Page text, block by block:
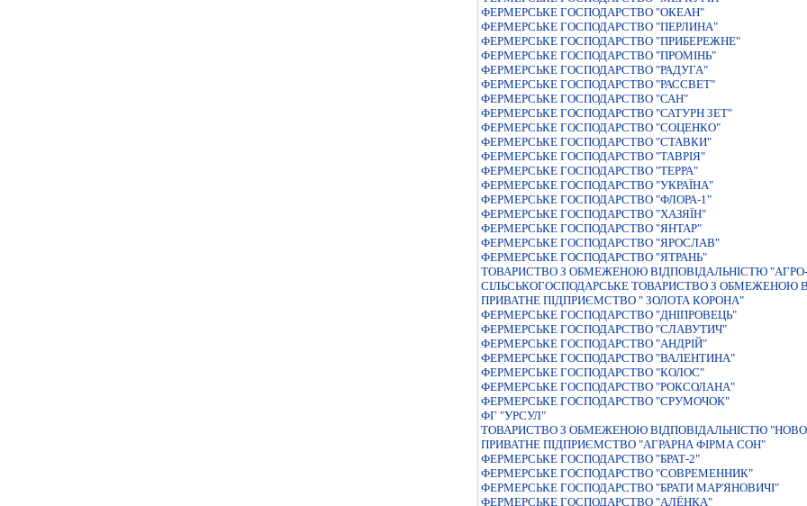
ФЕРМЕРСЬКЕ ГОСПОДАРСТВО "ОКЕАН"
ФЕРМЕРСЬКЕ ГОСПОДАРСТВО "ПЕРЛИНА"
ФЕРМЕРСЬКЕ ГОСПОДАРСТВО "ПРИБЕРЕЖНЕ"
ФЕРМЕРСЬКЕ ГОСПОДАРСТВО "ПРОМIНЬ"
ФЕРМЕРСЬКЕ ГОСПОДАРСТВО "РАДУГА"
ФЕРМЕРСЬКЕ ГОСПОДАРСТВО "РАССВЕТ"
ФЕРМЕРСЬКЕ ГОСПОДАРСТВО "САН"
ФЕРМЕРСЬКЕ ГОСПОДАРСТВО "САТУРН ЗЕТ"
ФЕРМЕРСЬКЕ ГОСПОДАРСТВО "СОЦЕНКО"
ФЕРМЕРСЬКЕ ГОСПОДАРСТВО "СТАВКИ"
ФЕРМЕРСЬКЕ ГОСПОДАРСТВО "ТАВРIЯ"
ФЕРМЕРСЬКЕ ГОСПОДАРСТВО "ТЕРРА"
ФЕРМЕРСЬКЕ ГОСПОДАРСТВО "УКРАЇНА"
ФЕРМЕРСЬКЕ ГОСПОДАРСТВО "ФЛОРА-1"
ФЕРМЕРСЬКЕ ГОСПОДАРСТВО "ХАЗЯЇН"
ФЕРМЕРСЬКЕ ГОСПОДАРСТВО "ЯНТАР"
ФЕРМЕРСЬКЕ ГОСПОДАРСТВО "ЯРОСЛАВ"
ФЕРМЕРСЬКЕ ГОСПОДАРСТВО "ЯТРАНЬ"
ТОВАРИСТВО З ОБМЕЖЕНОЮ ВІДПОВІДАЛЬНІСТЮ "АГРО-
СIЛЬСЬКОГОСПОДАРСЬКЕ ТОВАРИСТВО З
ПРИВАТНЕ ПІДПРИЄМСТВО " ЗОЛОТА КОРОНА"
ФЕРМЕРСЬКЕ ГОСПОДАРСТВО "ДНIПРОВЕЦЬ"
ФЕРМЕРСЬКЕ ГОСПОДАРСТВО "СЛАВУТИЧ"
ФЕРМЕРСЬКЕ ГОСПОДАРСТВО "АНДРІЙ"
ФЕРМЕРСЬКЕ ГОСПОДАРСТВО "ВАЛЕНТИНА"
ФЕРМЕРСЬКЕ ГОСПОДАРСТВО "КОЛОС"
ФЕРМЕРСЬКЕ ГОСПОДАРСТВО "РОКСОЛАНА"
ФЕРМЕРСЬКЕ ГОСПОДАРСТВО "СРУМОЧОК"
ФГ "УРСУЛ"
ТОВАРИСТВО З ОБМЕЖЕНОЮ ВIДПОВIДАЛЬНIСТЮ
ПРИВАТНЕ ПIДПРИЄМСТВО "АГРАРНА ФIРМА СОН"
ФЕРМЕРСЬКЕ ГОСПОДАРСТВО "БРАТ-2"
ФЕРМЕРСЬКЕ ГОСПОДАРСТВО "СОВРЕМЕННИК"
ФЕРМЕРСЬКЕ ГОСПОДАРСТВО "БРАТИ МАР'ЯНОВИЧІ"
ФЕРМЕРСЬКЕ ГОСПОДАРСТВО "АЛЁНКА"